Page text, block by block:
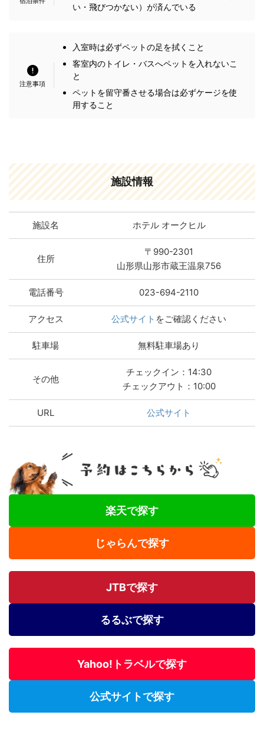
い・飛びつかない）が済んでいる
入室時は必ずペットの足を拭くこと
客室内のトイレ・バスへペットを入れないこ
と
ペットを留守番させる場合は必ずケージを使
用すること
施設情報
施設名 ホテル オークヒル
住所
〒990-2301
山形県山形市蔵王温泉756
電話番号 023-694-2110
アクセス 公式サイト をご確認ください
駐車場 無料駐車場あり
その他
チェックイン：14:30
チェックアウト：10:00
URL 公式サイト
楽天で探す
じゃらんで探す
JTBで探す
るるぶで探す
Yahoo!トラベルで探す
公式サイトで探す